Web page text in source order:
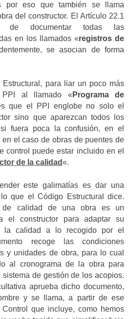
por eso que también se llama
del constructor. El Artículo 22.1
de documentar todas las
en los llamados «registros de
se asocian de forma
para liar un poco más
al llamado « Programa de
que el PPI englobe no solo el
sino que aparezcan todos los
fuera poca la confusión, en el
el caso de obras de puentes de
control puede estar incluido en el
de la calidad«.
este galimatías es dar una
que el Código Estructural dice.
de calidad de una obra es un
el constructor para adaptar su
la calidad a lo recogido por el
recoge las condiciones
y unidades de obra, para lo cual
al cronograma de la obra para
de gestión de los acopios.
aprueba dicho documento,
y se llama, a partir de ese
que incluye, como hemos